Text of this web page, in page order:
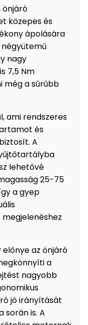
önjáró
közepes és
ápolására
négyütemű
nagy
7,5 Nm
még a sűrűbb
ami rendszeres
és
A
lehetővé
25-75
a gyep
előnye az önjáró
a
nagyobb
jó irányítását
során is. A